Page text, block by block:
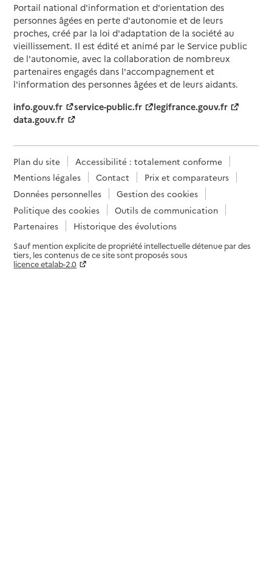
Portail national d'information et d'orientation des
personnes âgées en perte d'autonomie et de leurs
proches, créé par la loi d'adaptation de la société au
vieillissement. Il est édité et animé par le Service public
de l'autonomie, avec la collaboration de nombreux
partenaires engagés dans l'accompagnement et
l'information des personnes âgées et de leurs aidants.
info.gouv.fr
service-public.fr
legifrance.gouv.fr
data.gouv.fr
Plan du site
Accessibilité : totalement conforme
Mentions légales
Contact
Prix et comparateurs
Données personnelles
Gestion des cookies
Politique des cookies
Outils de communication
Partenaires
Historique des évolutions
Sauf mention explicite de propriété intellectuelle détenue par des
tiers, les contenus de ce site sont proposés sous
licence etalab-2.0